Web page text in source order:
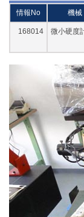
情報No 機械
168014 微小硬度